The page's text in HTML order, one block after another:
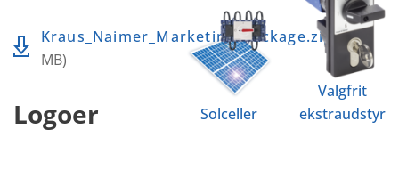
Solceller
Valgfrit
ekstraudstyr
Kraus_Naimer_Marketing_Package.zip
30
MB
Logoer